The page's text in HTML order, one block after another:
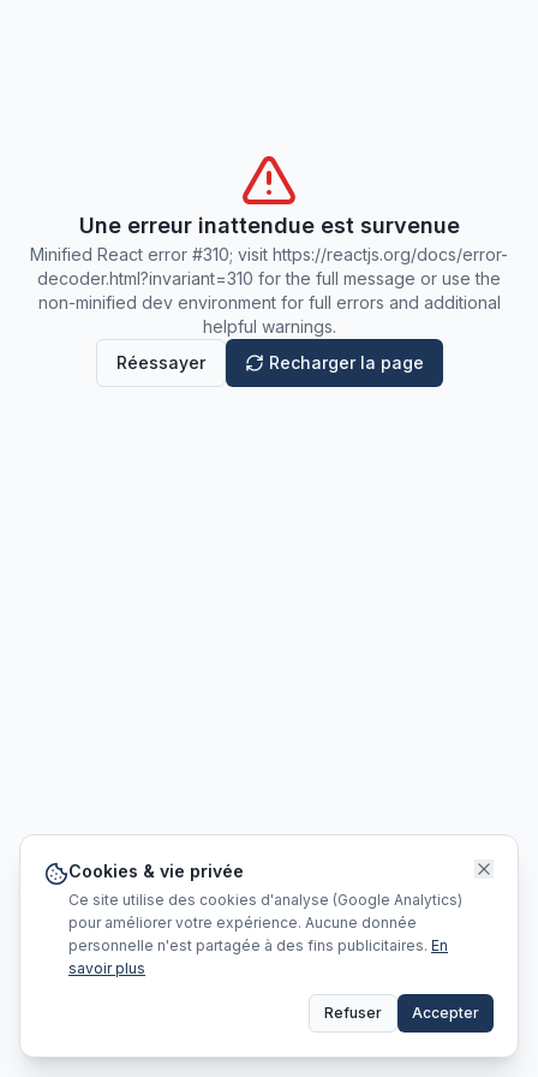
Une erreur inattendue est survenue
Minified React error #310; visit https://reactjs.org/docs/error-
decoder.html?invariant=310 for the full message or use the
non-minified dev environment for full errors and additional
helpful warnings.
Réessayer
Recharger la page
Cookies & vie privée
Ce site utilise des cookies d'analyse (Google Analytics)
pour améliorer votre expérience. Aucune donnée
personnelle n'est partagée à des fins publicitaires. En
savoir plus
Refuser Accepter